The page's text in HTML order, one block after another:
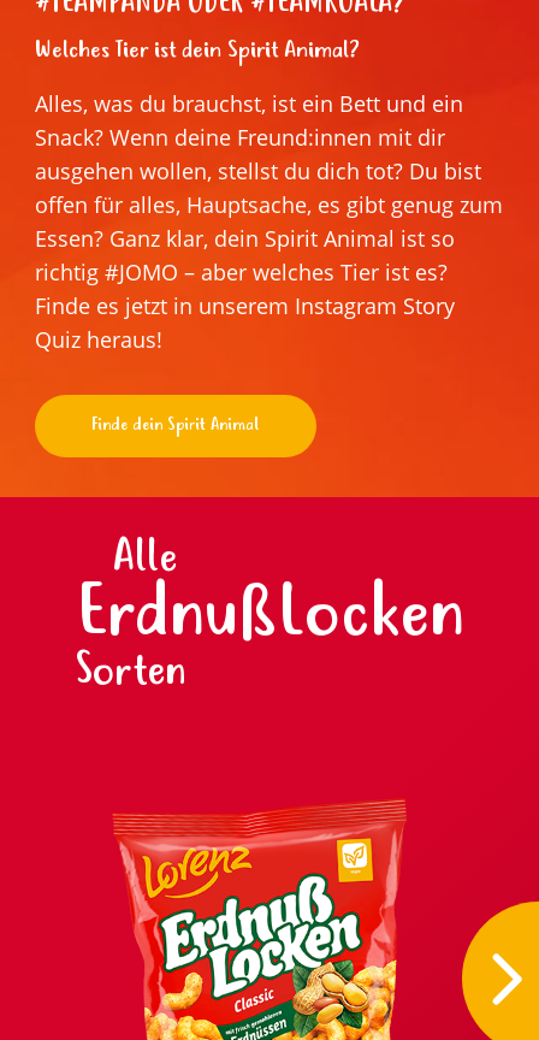
Welches Tier ist dein Spirit Animal?
Alles, was du brauchst, ist ein Bett und ein
Snack? Wenn deine Freund:innen mit dir
ausgehen wollen, stellst du dich tot? Du bist
offen für alles, Hauptsache, es gibt genug zum
Essen? Ganz klar, dein Spirit Animal ist so
richtig #JOMO – aber welches Tier ist es?
Finde es jetzt in unserem Instagram Story
Quiz heraus!
Finde dein Spirit Animal
Alle
ErdnußLocken
Sorten